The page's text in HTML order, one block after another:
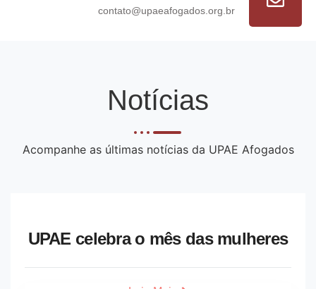
contato@upaeafogados.org.br
Notícias
Acompanhe as últimas notícias da UPAE Afogados
UPAE celebra o mês das mulheres